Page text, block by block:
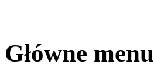
Główne menu